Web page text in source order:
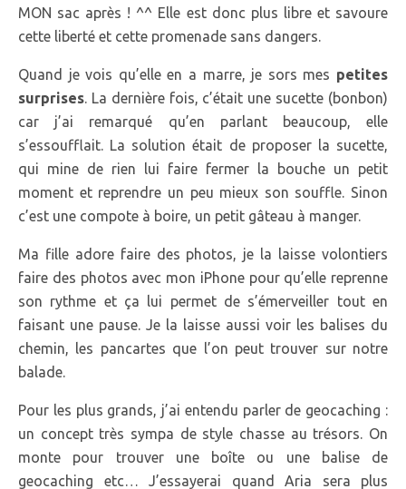
MON sac après ! ^^ Elle est donc plus libre et savoure
cette liberté et cette promenade sans dangers.
Quand je vois qu’elle en a marre, je sors mes petites
surprises. La dernière fois, c’était une sucette (bonbon)
car j’ai remarqué qu’en parlant beaucoup, elle
s’essoufflait. La solution était de proposer la sucette,
qui mine de rien lui faire fermer la bouche un petit
moment et reprendre un peu mieux son souffle. Sinon
c’est une compote à boire, un petit gâteau à manger.
Ma fille adore faire des photos, je la laisse volontiers
faire des photos avec mon iPhone pour qu’elle reprenne
son rythme et ça lui permet de s’émerveiller tout en
faisant une pause. Je la laisse aussi voir les balises du
chemin, les pancartes que l’on peut trouver sur notre
balade.
Pour les plus grands, j’ai entendu parler de geocaching :
un concept très sympa de style chasse au trésors. On
monte pour trouver une boîte ou une balise de
geocaching etc… J’essayerai quand Aria sera plus